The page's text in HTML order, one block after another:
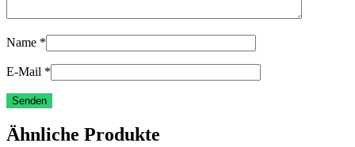
Name *
E-Mail *
Ähnliche Produkte